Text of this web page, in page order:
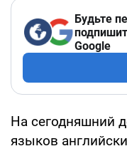
Будьте
Google
На сегодняшний
языков